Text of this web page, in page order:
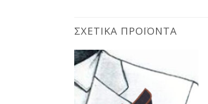
ΣΧΕΤΙΚΆ ΠΡΟΪΌΝΤΑ
Προσθήκη
στη Λίστα
Επιθυμίας